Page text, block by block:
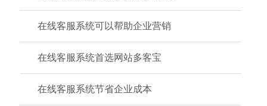
在线客服系统可以帮助企业营销
在线客服系统首选网站多客宝
在线客服系统节省企业成本